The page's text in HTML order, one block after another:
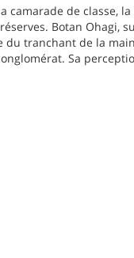
camarade de classe,
Botan Ohagi,
tranchant de la
Sa